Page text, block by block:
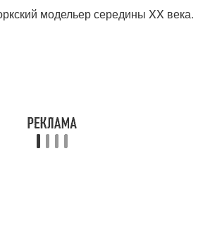
модельер середины XX века.